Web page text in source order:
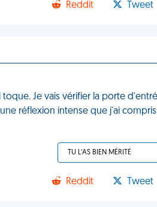
Reddit Tweet
Je vais vérifier la porte
réflexion intense que j'ai
TU L'AS BIEN MÉRITÉ
Reddit Tweet